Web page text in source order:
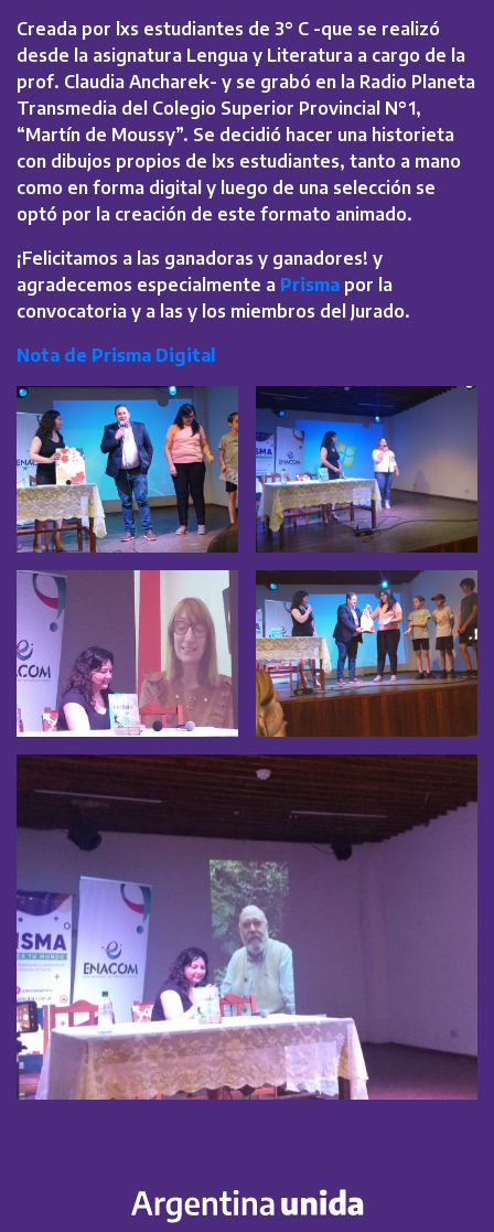
Creada por lxs estudiantes de 3° C -que se realizó
desde la asignatura Lengua y Literatura a cargo de la
prof. Claudia Ancharek- y se grabó en la Radio Planeta
Transmedia del Colegio Superior Provincial N°1,
“Martín de Moussy”. Se decidió hacer una historieta
con dibujos propios de lxs estudiantes, tanto a mano
como en forma digital y luego de una selección se
optó por la creación de este formato animado.
¡Felicitamos a las ganadoras y ganadores! y
agradecemos especialmente a Prisma por la
convocatoria y a las y los miembros del Jurado.
Nota de Prisma Digital